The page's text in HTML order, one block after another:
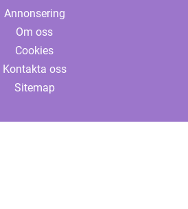
Annonsering
Om oss
Cookies
Kontakta oss
Sitemap